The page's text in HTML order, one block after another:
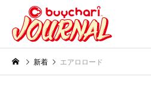
新着 エアロロード